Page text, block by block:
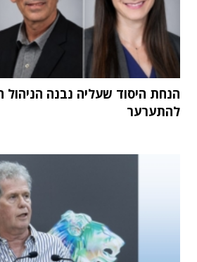
הנחת היסוד שעליה נבנה הניהול
להתערער